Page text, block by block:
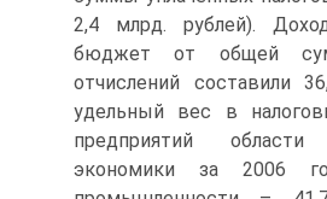
2,4 млрд. рублей).
бюджет от общей
отчислений составили
удельный вес в
предприятий
экономики за 2006